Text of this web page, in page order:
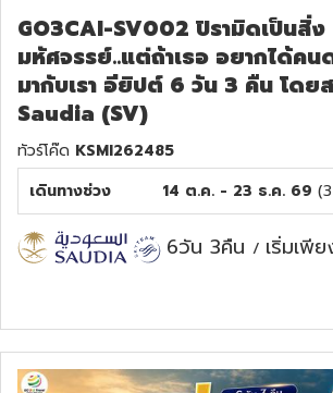
GO3CAI-SV002 ปิรามิดเป็นสิ่ง
มหัศจรรย์..แต่ถ้าเธอ อยากได้ค
มากับเรา อียิปต์ 6 วัน 3 คืน โดย
Saudia (SV)
ทัวร์โค๊ด KSMI262485
เดินทางช่วง
14 ต.ค. - 23 ธ.ค. 69 (3
6วัน 3คืน / เริ่มเพี